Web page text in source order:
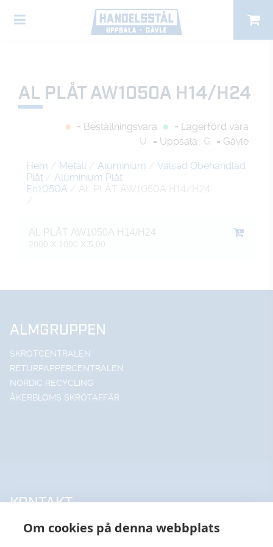
Om cookies på denna webbplats
AL PLÅT AW1050A H14/H24
= Beställningsvara
= Lagerförd vara
U
= Uppsala G = Gävle
Hem / Metall / Aluminium / Valsad Obehandlad
Plåt / Aluminium Plåt
En1050A / AL PLÅT AW1050A H14/H24
/
AL PLÅT AW1050A H14/H24
2000 X 1000 X 5,00
ALMGRUPPEN
SKROTCENTRALEN
RETURPAPPERCENTRALEN
NORDIC RECYCLING
ÅKERBLOMS SKROTAFFÄR
KONTAKT
UPPSALA HANDELSSTÅL AB